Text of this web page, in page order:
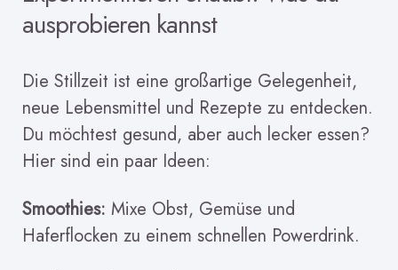
ausprobieren kannst
Die Stillzeit ist eine großartige Gelegenheit,
neue Lebensmittel und Rezepte zu entdecken.
Du möchtest gesund, aber auch lecker essen?
Hier sind ein paar Ideen:
Smoothies: Mixe Obst, Gemüse und
Haferflocken zu einem schnellen Powerdrink.